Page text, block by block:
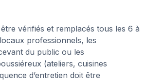
vérifiés et remplacés tous les 6 à
professionnels, les
du public ou les
(ateliers, cuisines
d’entretien doit être